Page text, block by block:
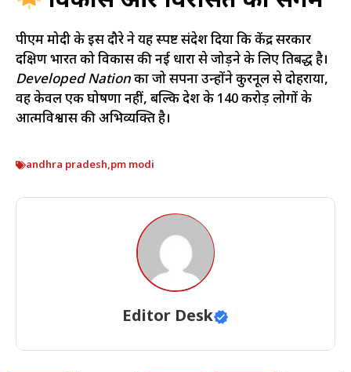
पीएम मोदी के इस दौरे ने यह स्पष्ट संदेश दिया कि केंद्र सरकार
दक्षिण भारत को विकास की नई धारा से जोड़ने के लिए प्रतिबद्ध है।
Developed Nationका जो सपना उन्होंने कुरनूल से दोहराया,
वह केवल एक घोषणा नहीं, बल्कि देश के 140 करोड़ लोगों के
आत्मविश्वास की अभिव्यक्ति है।
andhra pradesh,pm modi
Editor Desk